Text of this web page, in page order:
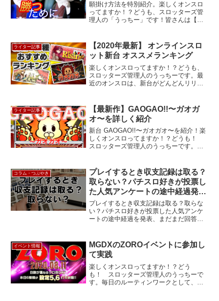
願掛け方法を特別紹介。楽しくオンスロ
ってますか！？どうも、スロッターズ管
理人の「うっちー」です！皆さんは【い
ブルにおける“願掛け”的な事に関するお話
です。僕が勝ちたい...
ライター記事
【2020年最新】 オンラインスロ
ット新台 オススメランキング
楽しくオンスロってますか！？どうも、
スロッターズ管理人のうっちーです。最
近のオンスロは、新台がどんどんリリー
毎回、今度出るのはどんなスロット
だ！？ と予想するのが楽しみ...
ライター記事
【最新作】GAOGAO!!〜ガオガ
オ〜を詳しく紹介
新台 GAOGAO!!〜ガオガオ〜を紹介！楽
しくオンスロってますか！？どうも！
スロッターズ管理人のうっちーです。ま
ンスロは常に我々ユーザーを楽しませよ
うと頑張...
コラム・つぶやき
プレイするとき収支記録は取る？
取らない？パチスロ好きが投票し
た人気アンケートの途中経過発
表！！
プレイするとき収支記録は取る？取らな
い？パチスロ好きが投票した人気アンケ
ートの途中経過を発表、まだまだ回答募
イベント情報
MGDXのZOROイベントに参加し
て実践
楽しくオンスロってますか！？どう
も！ スロッターズ管理人のうっちーで
す。毎日のルーティンワークとして、オ